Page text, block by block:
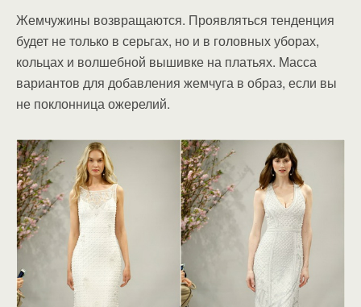
Жемчужины возвращаются. Проявляться тенденция
будет не только в серьгах, но и в головных уборах,
кольцах и волшебной вышивке на платьях. Масса
вариантов для добавления жемчуга в образ, если вы
не поклонница ожерелий.